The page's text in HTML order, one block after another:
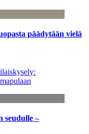
päädytään vielä
seudulle –